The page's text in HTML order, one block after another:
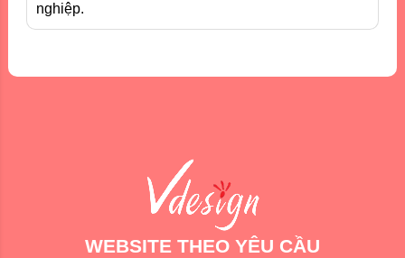
nghiệp.
WEBSITE THEO YÊU CẦU